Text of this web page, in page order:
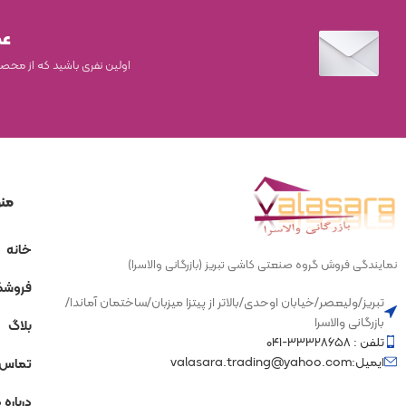
سبک سنگ
سبک
اولین نفری باشید که از
نمایندگی فروش گروه صنعتی کاشی تبریز (بازرگانی والاسرا)
تبریز/ولیعصر/خیابان اوحدی/بالاتر از پیتزا میزبان/ساختمان آماندا/
بازرگانی والاسرا
تلفن : ۳۳۳۲۸۶۵۸-۰۴۱
ایمیل:valasara.trading@yahoo.com
خانه
بلاگ
تماس